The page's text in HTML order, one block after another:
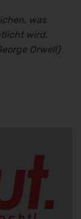
was
wird.
Orwell)